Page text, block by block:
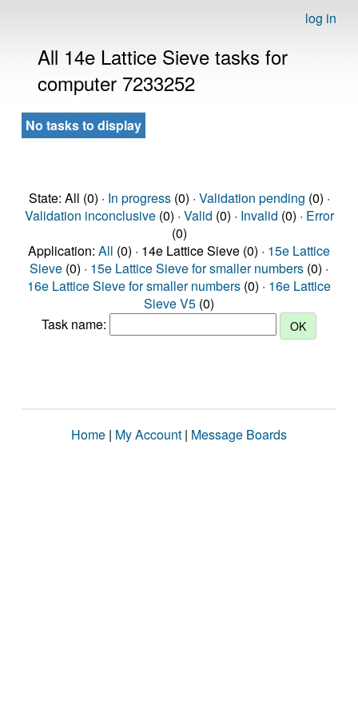
log in
All 14e Lattice Sieve tasks for
computer 7233252
No tasks to display
State: All (0) · In progress(0) · Validation pending (0) ·
Validation inconclusive(0) · Valid (0) · Invalid (0) · Error
(0)
Application: All (0) · 14e Lattice Sieve (0) · 15e Lattice
Sieve (0) · 15e Lattice Sieve for smaller numbers (0) ·
16e Lattice Sieve for smaller numbers (0) · 16e Lattice
Sieve V5 (0)
Task name:
Home | My Account | Message Boards